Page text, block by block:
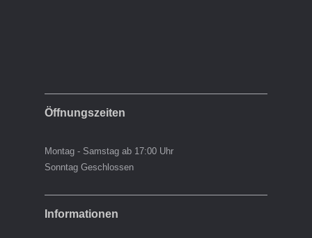
Öffnungszeiten
Montag - Samstag ab 17:00 Uhr
Sonntag Geschlossen
Informationen